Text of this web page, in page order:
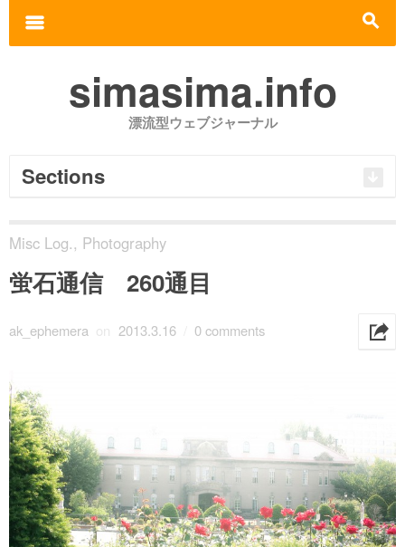
s
m
simasima.info
漂流型ウェブジャーナル
Sections
Misc Log., Photography
蛍石通信 260通目
h
ak_ephemera on 2013.3.16 0 comments